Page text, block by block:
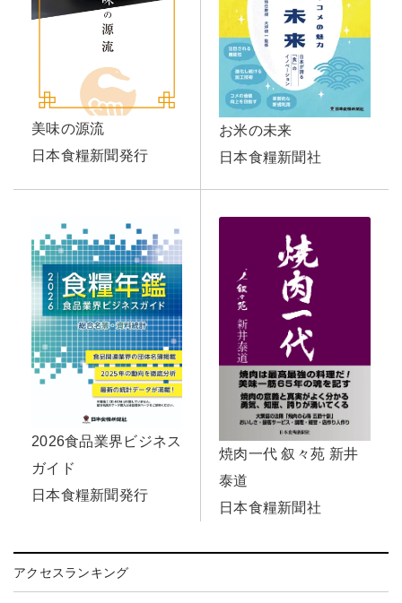
美味の源流
日本食糧新聞発行
お米の未来
日本食糧新聞社
2026食品業界ビジネス
ガイド
日本食糧新聞発行
焼肉一代 叙々苑 新井
泰道
日本食糧新聞社
アクセスランキング